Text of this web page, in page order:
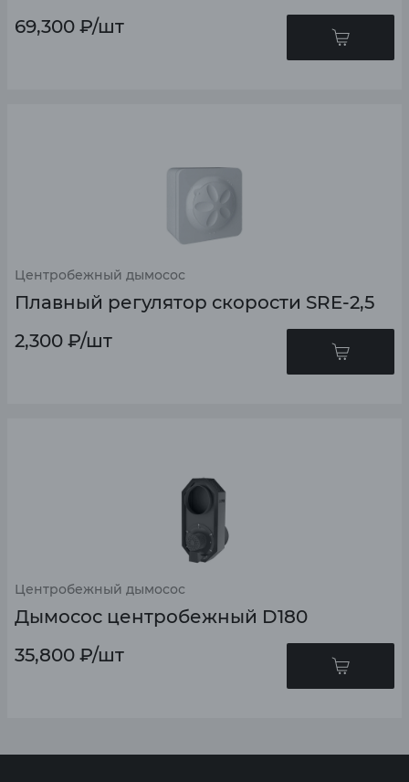
69,300 ₽/шт
Центробежный дымосос
Плавный регулятор скорости SRE-2,5
2,300 ₽/шт
Центробежный дымосос
Дымосос центробежный D180
35,800 ₽/шт